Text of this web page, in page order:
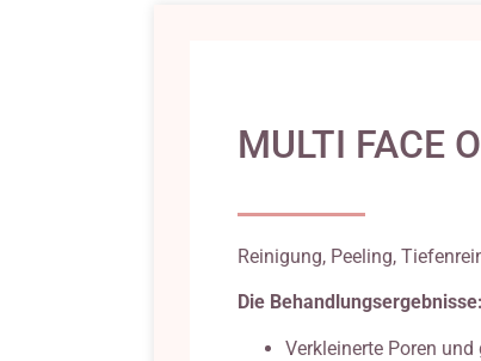
MULTI FACE
Reinigung, Peeling,
Die Behandlungsergebnisse:
Verkleinerte Poren